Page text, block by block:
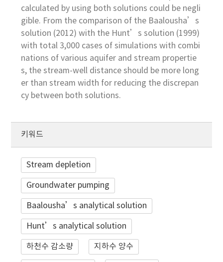
calculated by using both solutions could be negli
gible. From the comparison of the Baalousha’s
solution (2012) with the Hunt’s solution (1999)
with total 3,000 cases of simulations with combi
nations of various aquifer and stream propertie
s, the stream-well distance should be more long
er than stream width for reducing the discrepan
cy between both solutions.
키워드
Stream depletion
Groundwater pumping
Baalousha’s analytical solution
Hunt’s analytical solution
하천수 감소량 지하수 양수